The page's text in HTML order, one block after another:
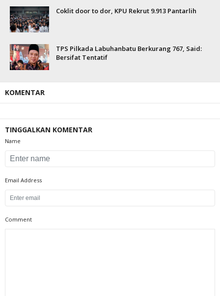
Coklit door to dor, KPU Rekrut 9.913 Pantarlih
TPS Pilkada Labuhanbatu Berkurang 767, Said:
Bersifat Tentatif
KOMENTAR
TINGGALKAN KOMENTAR
Name
Email Address
Comment